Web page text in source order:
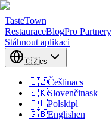
TasteTown
RestauraceBlogPro Partnery
Stáhnout aplikaci
🇨🇿cs
🇨🇿Češtinacs
🇸🇰Slovenčinask
🇵🇱Polskipl
🇬🇧Englishen